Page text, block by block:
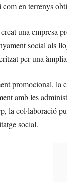
com en terrenys
una empresa
social als
per una
promocional, la
amb les
la col·laboració
social.